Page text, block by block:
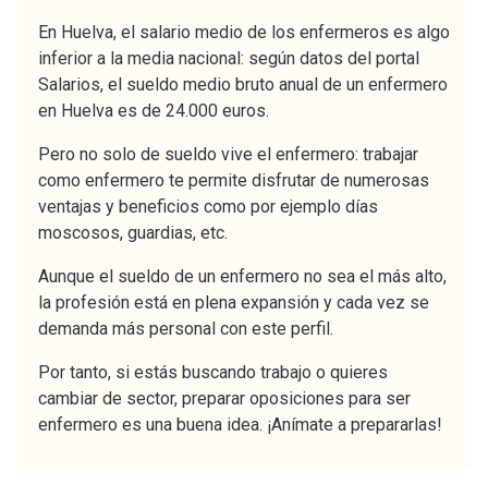
En Huelva, el salario medio de los enfermeros es algo
inferior a la media nacional: según datos del portal
Salarios, el sueldo medio bruto anual de un enfermero
en Huelva es de 24.000 euros.
Pero no solo de sueldo vive el enfermero: trabajar
como enfermero te permite disfrutar de numerosas
ventajas y beneficios como por ejemplo días
moscosos, guardias, etc.
Aunque el sueldo de un enfermero no sea el más alto,
la profesión está en plena expansión y cada vez se
demanda más personal con este perfil.
Por tanto, si estás buscando trabajo o quieres
cambiar de sector, preparar oposiciones para ser
enfermero es una buena idea. ¡Anímate a prepararlas!